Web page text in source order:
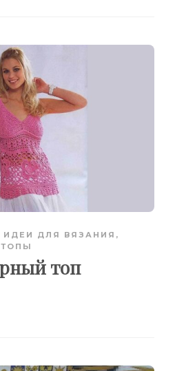
ИДЕИ ДЛЯ ВЯЗАНИЯ ,
топ